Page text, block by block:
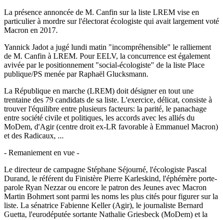
La présence annoncée de M. Canfin sur la liste LREM vise en
particulier à mordre sur l'électorat écologiste qui avait largement voté
Macron en 2017.
Yannick Jadot a jugé lundi matin "incompréhensible" le ralliement
de M. Canfin à LREM. Pour EELV, la concurrence est également
avivée par le positionnement "social-écologiste" de la liste Place
publique/PS menée par Raphaël Glucksmann.
La République en marche (LREM) doit désigner en tout une
trentaine des 79 candidats de sa liste. L'exercice, délicat, consiste à
trouver l'équilibre entre plusieurs facteurs: la parité, le panachage
entre société civile et politiques, les accords avec les alliés du
MoDem, d'Agir (centre droit ex-LR favorable à Emmanuel Macron)
et des Radicaux, ...
- Remaniement en vue -
Le directeur de campagne Stéphane Séjourné, l'écologiste Pascal
Durand, le référent du Finistère Pierre Karleskind, l'éphémère porte-
parole Ryan Nezzar ou encore le patron des Jeunes avec Macron
Martin Bohmert sont parmi les noms les plus cités pour figurer sur la
liste. La sénatrice Fabienne Keller (Agir), le journaliste Bernard
Guetta, l'eurodéputée sortante Nathalie Griesbeck (MoDem) et la